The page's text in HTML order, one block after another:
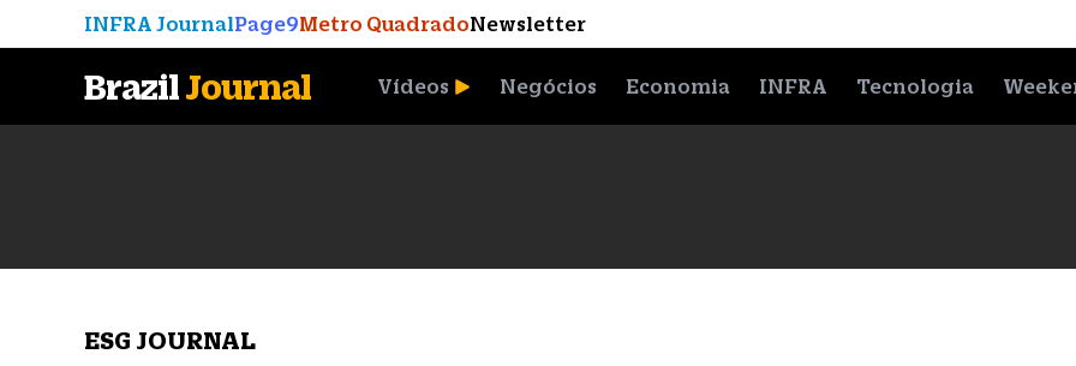
INFRA JournalPage9Metro QuadradoNewsletter
BrazilJournal Vídeos Negócios Economia INFRA Tecnologia
ESG JOURNAL